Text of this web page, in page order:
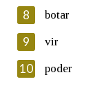
Lin e
Introduce o
8 botar
9 vir
10 poder